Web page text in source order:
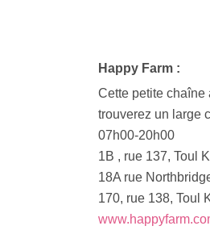
Happy Farm :
Cette petite chaîne
trouverez un large
07h00-20h00
1B , rue 137, Toul
18A rue
170, rue 138, Toul